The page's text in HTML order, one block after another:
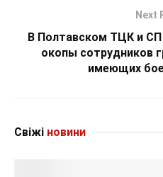
Next
В Полтавском ТЦК и
окопы сотрудников
имеющих
Свіжі новини